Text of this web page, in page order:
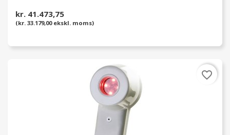
kr. 41.473,75
(kr. 33.179,00 ekskl. moms)
favorite_border